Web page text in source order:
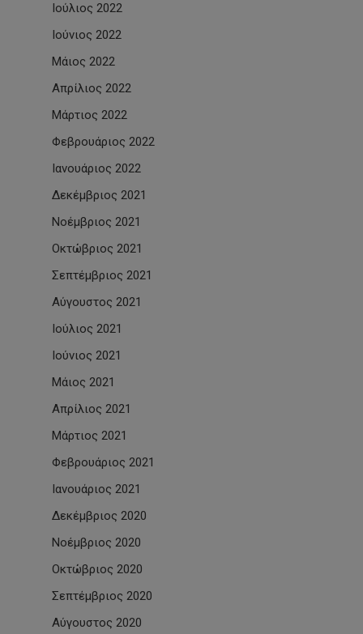
Ιούλιος 2022
Ιούνιος 2022
Μάιος 2022
Απρίλιος 2022
Μάρτιος 2022
Φεβρουάριος 2022
Ιανουάριος 2022
Δεκέμβριος 2021
Νοέμβριος 2021
Οκτώβριος 2021
Σεπτέμβριος 2021
Αύγουστος 2021
Ιούλιος 2021
Ιούνιος 2021
Μάιος 2021
Απρίλιος 2021
Μάρτιος 2021
Φεβρουάριος 2021
Ιανουάριος 2021
Δεκέμβριος 2020
Νοέμβριος 2020
Οκτώβριος 2020
Σεπτέμβριος 2020
Αύγουστος 2020